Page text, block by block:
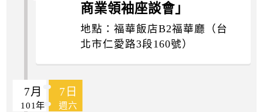
商業領袖座談會」
地點：福華飯店B2福華廳（台
北市仁愛路3段160號）
7月 7日
101年 週六